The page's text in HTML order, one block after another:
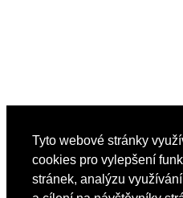
Tyto webové stránky
cookies pro vylepšení
stránek, analýzu